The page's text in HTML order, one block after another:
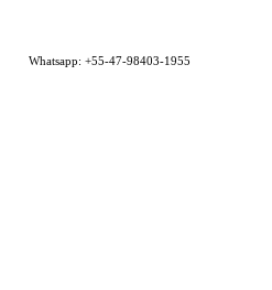
Whatsapp: +55-47-98403-1955